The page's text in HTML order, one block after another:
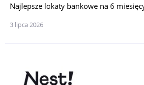
Najlepsze lokaty bankowe na 6
3 lipca 2026